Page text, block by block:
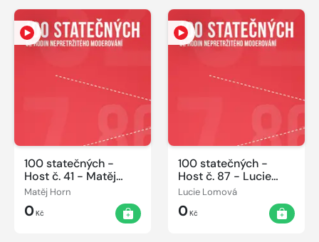
100 statečných -
Host č. 41 - Matěj
Horn 07.06.2014
Matěj Horn
0Kč
100 statečných -
Host č. 87 - Lucie
Lomová 08.06.2014
Lucie Lomová
0Kč